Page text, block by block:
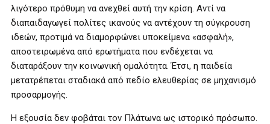
λιγότερο πρόθυμη να ανεχθεί αυτή την κρίση. Αντί να
διαπαιδαγωγεί πολίτες ικανούς να αντέχουν τη σύγκρουση
ιδεών, προτιμά να διαμορφώνει υποκείμενα «ασφαλή»,
αποστειρωμένα από ερωτήματα που ενδέχεται να
διαταράξουν την κοινωνική ομαλότητα. Έτσι, η παιδεία
μετατρέπεται σταδιακά από πεδίο ελευθερίας σε μηχανισμό
προσαρμογής.
Η εξουσία δεν φοβάται τον Πλάτωνα ως ιστορικό πρόσωπο.